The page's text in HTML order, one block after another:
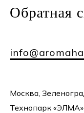
Обратная
Москва,
Технопарк